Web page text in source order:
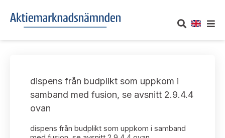
Om oss
Vårt uppdrag
Informationsgivning
UTTALANDEN
Om nämndens uttalanden
dispens från budplikt som uppkom i
samband med fusion, se avsnitt 2.9.4.4
ovan
dispens från budplikt som uppkom i samband